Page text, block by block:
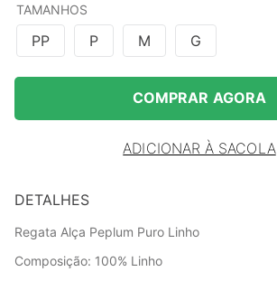
TAMANHOS
PP P M G
COMPRAR AGORA
ADICIONAR À SACOLA
DETALHES
Regata Alça Peplum Puro Linho
Composição: 100% Linho